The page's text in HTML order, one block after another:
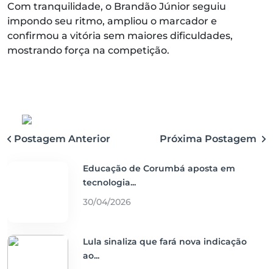
Com tranquilidade, o Brandão Júnior seguiu
impondo seu ritmo, ampliou o marcador e
confirmou a vitória sem maiores dificuldades,
mostrando força na competição.
Postagem Anterior Próxima Postagem
Educação de Corumbá aposta em
tecnologia...
30/04/2026
Lula sinaliza que fará nova indicação
ao...